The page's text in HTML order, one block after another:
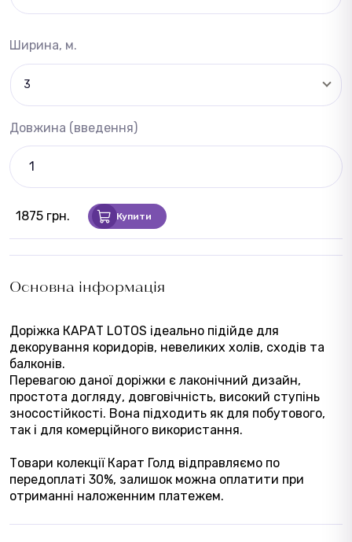
Ширина, м.
3
Довжина (введення)
1875 грн. Купити
Основна інформація
Доріжка КАРАТ LOTOS ідеально підійде для
декорування коридорів, невеликих холів, сходів та
балконів.
Перевагою даної доріжки є лаконічний дизайн,
простота догляду, довговічність, високий ступінь
зносостійкості. Вона підходить як для побутового,
так і для комерційного використання.
Товари колекції Карат Голд відправляємо по
передоплаті 30%, залишок можна оплатити при
отриманні наложенним платежем.